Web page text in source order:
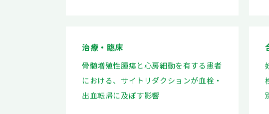
治療・臨床
骨髄増殖性腫瘍と心房細動を有する患者
における、サイトリダクションが血栓・
出血転帰に及ぼす影響